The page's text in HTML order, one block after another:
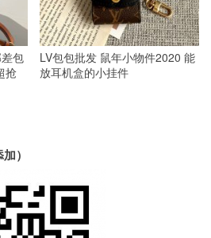
包
抢
LV包包批发 鼠年小物件2020 能
放耳机盒的小挂件
）